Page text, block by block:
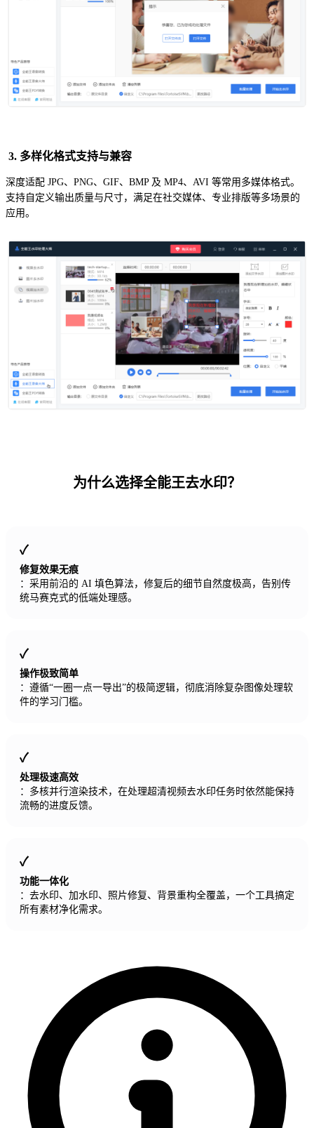
3. 多样化格式支持与兼容
深度适配 JPG、PNG、GIF、BMP 及 MP4、AVI 等常用多媒体格式。
支持自定义输出质量与尺寸，满足在社交媒体、专业排版等多场景的
应用。
为什么选择全能王去水印？
修复效果无痕
：采用前沿的 AI 填色算法，修复后的细节自然度极高，告别传
统马赛克式的低端处理感。
操作极致简单
：遵循“一圈一点一导出”的极简逻辑，彻底消除复杂图像处理软
件的学习门槛。
处理极速高效
：多核并行渲染技术，在处理超清视频去水印任务时依然能保持
流畅的进度反馈。
功能一体化
：去水印、加水印、照片修复、背景重构全覆盖，一个工具搞定
所有素材净化需求。